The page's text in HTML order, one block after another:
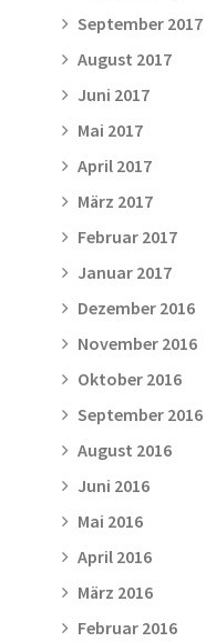
September 2017
August 2017
Juni 2017
Mai 2017
April 2017
März 2017
Februar 2017
Januar 2017
Dezember 2016
November 2016
Oktober 2016
September 2016
August 2016
Juni 2016
Mai 2016
April 2016
März 2016
Februar 2016